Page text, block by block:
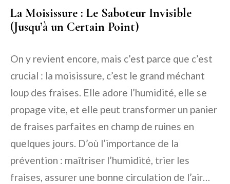
La Moisissure : Le Saboteur Invisible
(Jusqu’à un Certain Point)
On y revient encore, mais c’est parce que c’est
crucial : la moisissure, c’est le grand méchant
loup des fraises. Elle adore l’humidité, elle se
propage vite, et elle peut transformer un panier
de fraises parfaites en champ de ruines en
quelques jours. D’où l’importance de la
prévention : maîtriser l’humidité, trier les
fraises, assurer une bonne circulation de l’air…